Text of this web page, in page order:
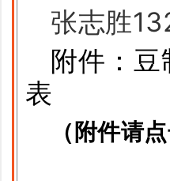
张志胜
附件：
表
（附件请